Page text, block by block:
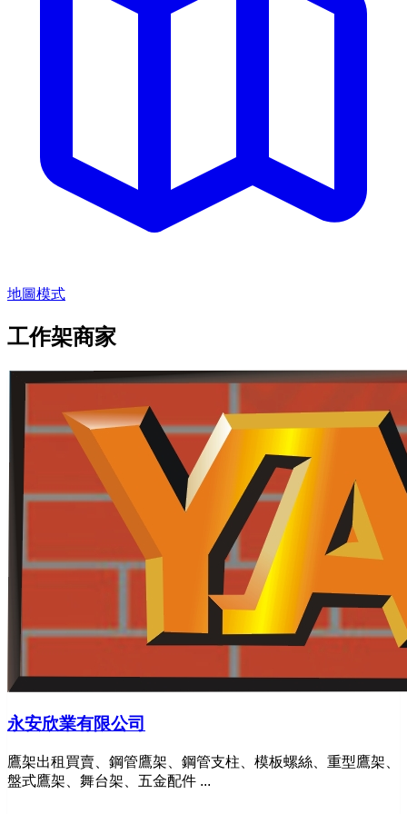
地圖模式
工作架商家
永安欣業有限公司
鷹架出租買賣、鋼管鷹架、鋼管支柱、模板螺絲、重型鷹架、
盤式鷹架、舞台架、五金配件 ...